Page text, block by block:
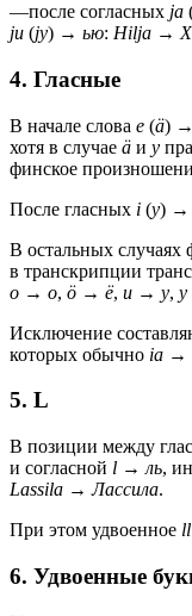
—после согласных ja
ju (jy) → ью: Hilja →
4. Гласные
В начале слова e (ä) →
хотя в случае ä и y
финское
После гласных i (y) →
В остальных случаях
в транскрипции
o → о, ö → ё, u → у, y
Исключение
которых обычно ia →
5. L
В позиции между
и согласной l → ль,
Lassila →Лассила.
При этом удвоенное ll
6. Удвоенные